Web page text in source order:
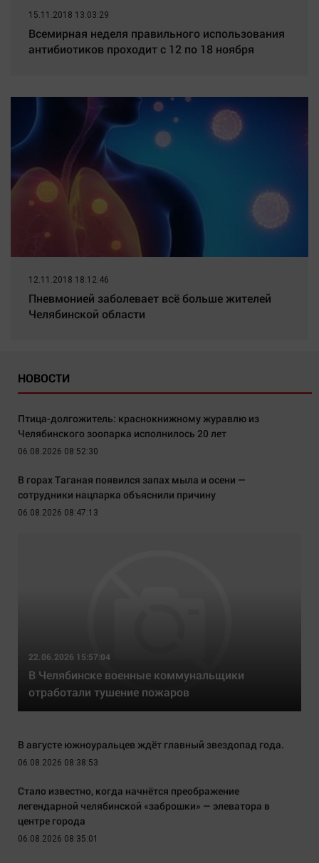
15.11.2018 13:03:29
Всемирная неделя правильного использования
антибиотиков проходит с 12 по 18 ноября
12.11.2018 18:12:46
Пневмонией заболевает всё больше жителей
Челябинской области
НОВОСТИ
Птица-долгожитель: краснокнижному журавлю из
Челябинского зоопарка исполнилось 20 лет
06.08.2026 08:52:30
В горах Таганая появился запах мыла и осени —
сотрудники нацпарка объяснили причину
06.08.2026 08:47:13
22.06.2026 15:57:04
В Челябинске военные коммунальщики
отработали тушение пожаров
В августе южноуральцев ждёт главный звездопад года.
06.08.2026 08:38:53
Стало известно, когда начнётся преображение
легендарной челябинской «заброшки» — элеватора в
центре города
06.08.2026 08:35:01